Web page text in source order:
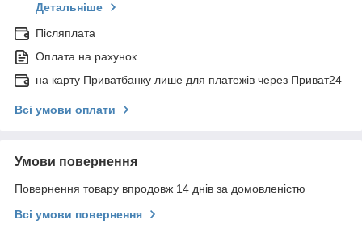
Детальніше
Післяплата
Оплата на рахунок
на карту Приватбанку лише для платежів через Приват24
Всі умови оплати
Умови повернення
Повернення товару впродовж 14 днів за домовленістю
Всі умови повернення